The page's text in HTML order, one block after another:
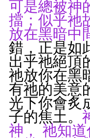
可是總被神
擋；似乎祂
放在黑暗中
錯，正是如
出乎祂絕頂
祂放你在黑
有祂的美意
光下你會炙
子的焦土。
神， 祂知